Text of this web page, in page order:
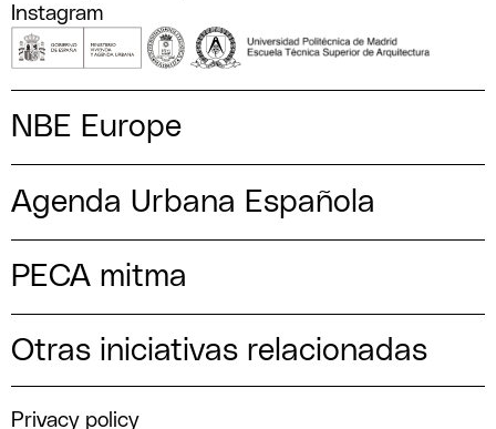
Instagram
NBE Europe
Agenda Urbana Española
PECA mitma
Otras iniciativas relacionadas
Privacy policy